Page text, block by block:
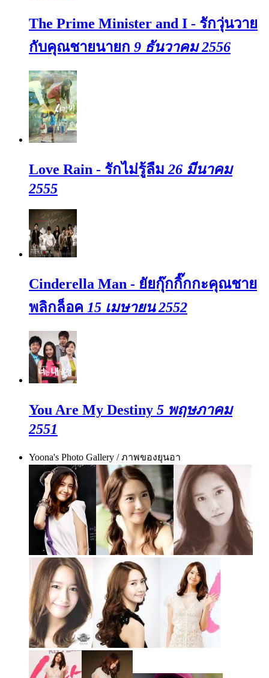
The Prime Minister and I - รักวุ่นวาย
กับคุณชายนายก 9 ธันวาคม 2556
Love Rain - รักไม่รู้ลืม 26 มีนาคม
2555
Cinderella Man - ยัยกุ๊กกิ๊กกะคุณชาย
พลิกล็อค 15 เมษายน 2552
You Are My Destiny 5 พฤษภาคม
2551
Yoona's Photo Gallery / ภาพของยุนอา